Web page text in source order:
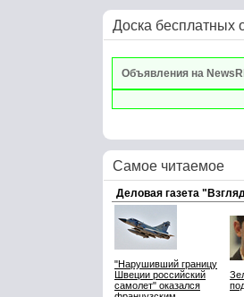
Доска бесплатных
Объявления на
Самое читаемое